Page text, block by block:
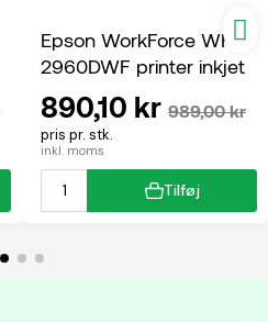
Epson WorkForce WF-
2960DWF printer inkjet
multifunktion
pris pr. stk.
inkl. moms
890,10 kr 989,00 kr
Tilføj